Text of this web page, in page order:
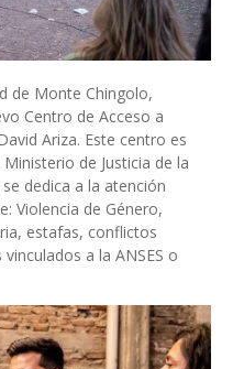
de Monte Chingolo,
Centro de Acceso a
Ariza. Este centro es
de Justicia de la
dedica a la atención
Violencia de Género,
estafas, conflictos
a la ANSES o